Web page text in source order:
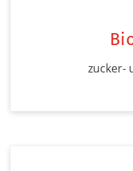
zucker-